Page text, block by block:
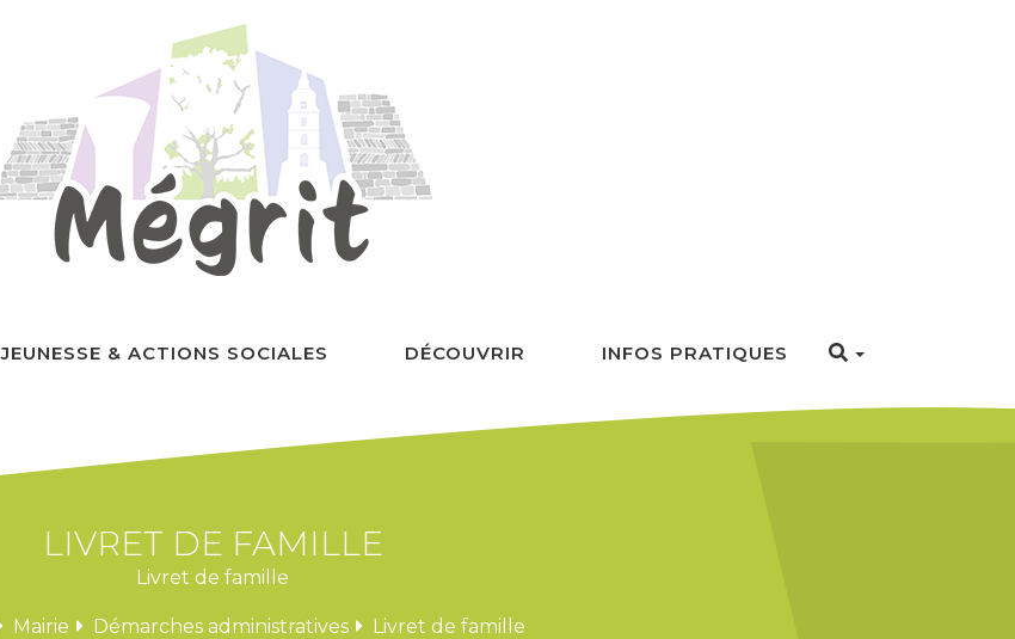
JEUNESSE & ACTIONS SOCIALES DÉCOUVRIR INFOS PRATIQUES
LIVRET DE FAMILLE
Livret de famille
Mairie Démarches administratives Livret de famille